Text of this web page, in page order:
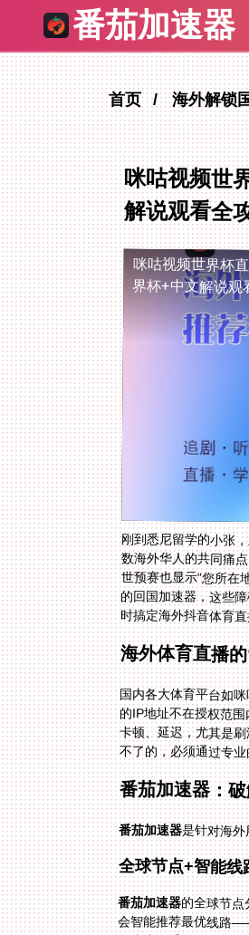
番茄加速器
首页 海外解锁
咪咕视频世
解说观看全
咪咕视频世界杯
界杯+中文解说观
刚到悉尼留学的小张
数海外华人的共同痛
的回国加速器，这些
时搞定海外抖音体育
海外体育直播
国内各大体育平台如
的IP地址不在授权范
卡顿、延迟，尤其是
不了的，必须通过专
番茄加速器：
番茄加速器是针对海
全球节点+智能线
番茄加速器的全球节
会智能推荐
前小张在悉